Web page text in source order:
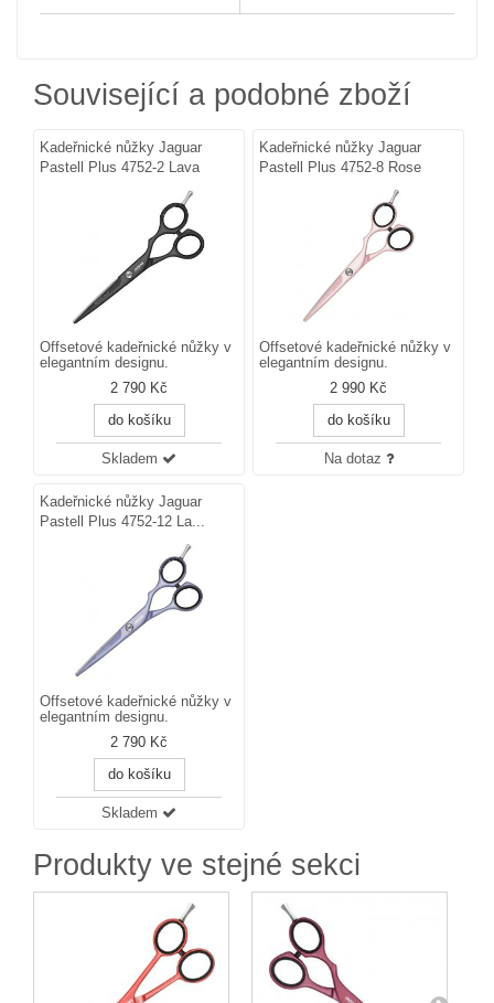
Související a podobné zboží
Kadeřnické nůžky Jaguar
Pastell Plus 4752-2 Lava
Offsetové kadeřnické nůžky v
elegantním designu.
2 790 Kč
do košíku
Skladem
Kadeřnické nůžky Jaguar
Pastell Plus 4752-8 Rose
Offsetové kadeřnické nůžky v
elegantním designu.
2 990 Kč
do košíku
Na dotaz
Kadeřnické nůžky Jaguar
Pastell Plus 4752-12 La...
Offsetové kadeřnické nůžky v
elegantním designu.
2 790 Kč
do košíku
Skladem
Produkty ve stejné sekci